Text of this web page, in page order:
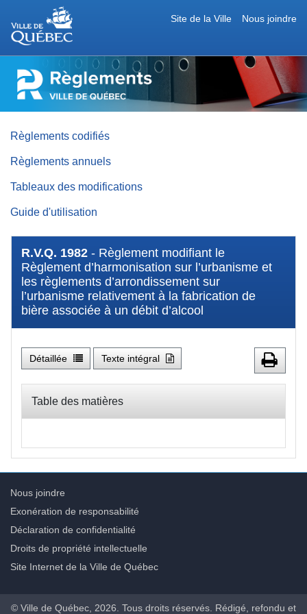
Nous joindre
Site de la Ville
RÈGLEMENTS
DE
QUÉBEC
Règlements codifiés
Règlements annuels
Tableaux des modifications
Guide d'utilisation
R.V.Q. 1982 - Règlement modifiant le
Règlement d’harmonisation sur l’urbanisme et
les règlements d’arrondissement sur
l’urbanisme relativement à la fabrication de
bière associée à un débit d’alcool
Détaillée Texte intégral
Table des matières
Nous joindre
Exonération de responsabilité
Déclaration de confidentialité
Droits de propriété intellectuelle
Site Internet de la Ville de Québec
© Ville de Québec, 2026. Tous droits réservés. Rédigé, refondu et